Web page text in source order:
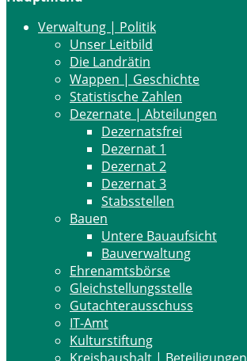
Verwaltung | Politik
Unser Leitbild
Die Landrätin
Wappen | Geschichte
Statistische Zahlen
Dezernate | Abteilungen
Dezernatsfrei
Dezernat 1
Dezernat 2
Dezernat 3
Stabsstellen
Bauen
Untere Bauaufsicht
Bauverwaltung
Ehrenamtsbörse
Gleichstellungsstelle
Gutachterausschuss
IT-Amt
Kulturstiftung